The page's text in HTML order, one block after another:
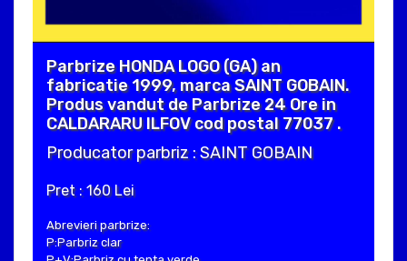
Parbrize HONDA LOGO (GA) an
fabricatie 1999, marca SAINT GOBAIN.
Produs vandut de Parbrize 24 Ore in
CALDARARU ILFOV cod postal 77037 .
Producator parbriz : SAINT GOBAIN
Pret : 160 Lei
Abrevieri parbrize:
P:Parbriz clar